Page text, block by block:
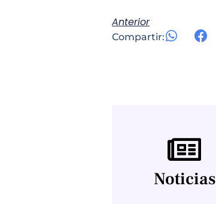
Anterior
Compartir:
Noticias